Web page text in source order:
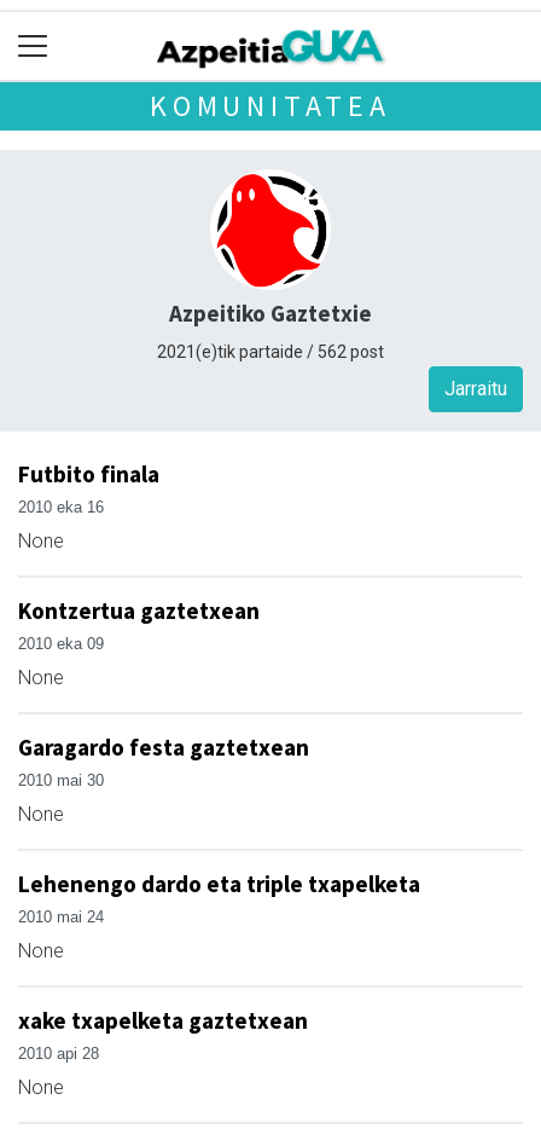
KOMUNITATEA
Azpeitiko Gaztetxie
2021(e)tik partaide / 562 post
Jarraitu
Futbito finala
2010 eka 16
None
Kontzertua gaztetxean
2010 eka 09
None
Garagardo festa gaztetxean
2010 mai 30
None
Lehenengo dardo eta triple txapelketa
2010 mai 24
None
xake txapelketa gaztetxean
2010 api 28
None